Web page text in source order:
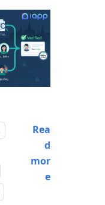
Rea
d
mor
e